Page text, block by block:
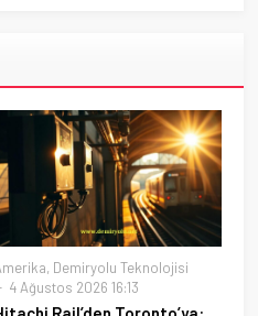
, Demiryolu Teknolojisi
4 Ağustos 2026 16:13